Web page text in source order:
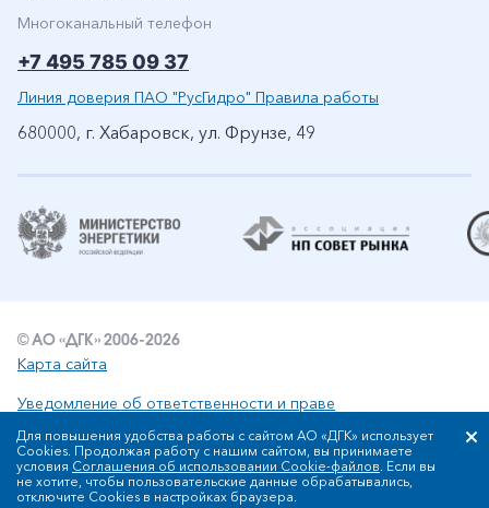
Многоканальный телефон
+7 495 785 09 37
Линия доверия ПАО "РусГидро" Правила работы
680000, г. Хабаровск, ул. Фрунзе, 49
© АО «ДГК» 2006-2026
Карта сайта
Уведомление об ответственности и праве
интеллектуальной собственности
Политика АО «ДГК» в отношении обработки персональных
данных
Сообщить об ошибке: ctrl+enter
Для повышения удобства работы с сайтом АО «ДГК» использует
Cookies. Продолжая работу с нашим сайтом, вы принимаете
условия Соглашения об использовании Cookie-файлов. Если вы
не хотите, чтобы пользовательские данные обрабатывались,
отключите Cookies в настройках браузера.